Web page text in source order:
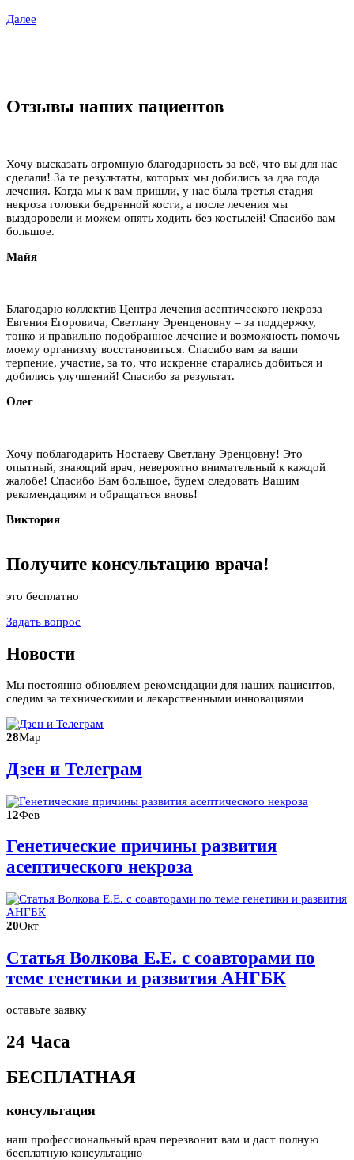
Далее
Отзывы наших пациентов
Хочу высказать огромную благодарность за всё, что вы для нас
сделали! За те результаты, которых мы добились за два года
лечения. Когда мы к вам пришли, у нас была третья стадия
некроза головки бедренной кости, а после лечения мы
выздоровели и можем опять ходить без костылей! Спасибо вам
большое.
Майя
Благодарю коллектив Центра лечения асептического некроза –
Евгения Егоровича, Светлану Эренценовну – за поддержку,
тонко и правильно подобранное лечение и возможность помочь
моему организму восстановиться. Спасибо вам за ваши
терпение, участие, за то, что искренне старались добиться и
добились улучшений! Спасибо за результат.
Олег
Хочу поблагодарить Ностаеву Светлану Эренцовну! Это
опытный, знающий врач, невероятно внимательный к каждой
жалобе! Спасибо Вам большое, будем следовать Вашим
рекомендациям и обращаться вновь!
Виктория
Получите консультацию врача!
это бесплатно
Задать вопрос
Новости
Мы постоянно обновляем рекомендации для наших пациентов,
следим за техническими и лекарственными инновациями
28Мар
Дзен и Телеграм
12Фев
Генетические причины развития
асептического некроза
20Окт
Статья Волкова Е.Е. с соавторами по
теме генетики и развития АНГБК
оставьте заявку
24 Часа
БЕСПЛАТНАЯ
консультация
наш профессиональный врач перезвонит вам и даст полную
бесплатную консультацию